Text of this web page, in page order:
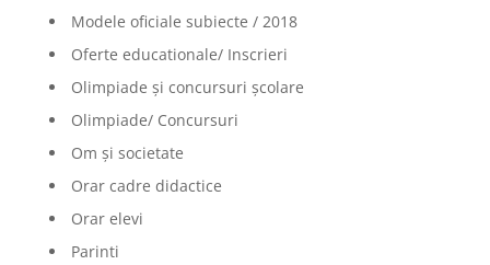
Modele oficiale subiecte / 2018
Oferte educationale/ Inscrieri
Olimpiade şi concursuri şcolare
Olimpiade/ Concursuri
Om și societate
Orar cadre didactice
Orar elevi
Parinti